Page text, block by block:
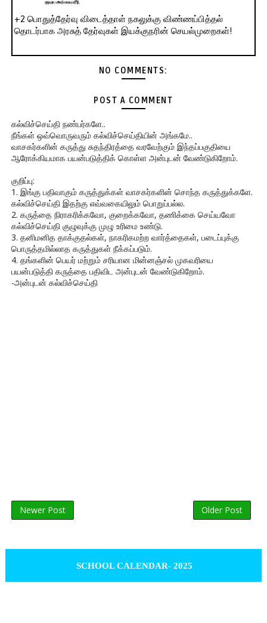
+2 பொதுத்தேர்வு விடைத்தாள் நகலுக்கு விண்ணப்பித்தல்
தொடர்பாக அரசுத் தேர்வுகள் இயக்குநரின் செயல்முறைகள்!
NO COMMENTS:
POST A COMMENT
கல்விச்செய்தி நண்பர்களே..
நீங்கள் ஒவ்வொருவரும் கல்விச்செய்தியின் அங்கமே..
வாசகர்களின் கருத்து சுதந்திரத்தை வரவேற்கும் இந்தப்பகுதியை
ஆரோக்கியமாக பயன்படுத்திக் கொள்ள அன்புடன் வேண்டுகிறோம்.
குறிப்பு:
1. இங்கு பதிவாகும் கருத்துக்கள் வாசகர்களின் சொந்த கருத்துக்களே.
கல்விச்செய்தி இதற்கு எவ்வகையிலும் பொறுப்பல்ல.
2. கருத்தை நிராகரிக்கவோ, குறைக்கவோ, தணிக்கை செய்யவோ
கல்விச்செய்தி குழுவுக்கு முழு உரிமை உண்டு.
3. தனிமனித தாக்குதல்கள், நாகரிகமற்ற வார்த்தைகள், படைப்புக்கு
பொருத்தமில்லாத கருத்துகள் நீக்கப்படும்.
4. தங்களின் பெயர் மற்றும் சரியான மின்னஞ்சல் முகவரியை
பயன்படுத்தி கருத்தை பதிவிட அன்புடன் வேண்டுகிறோம்.
-அன்புடன் கல்விச்செய்தி
Newer Post Older Post
SCHOOL CALENDAR- 2025